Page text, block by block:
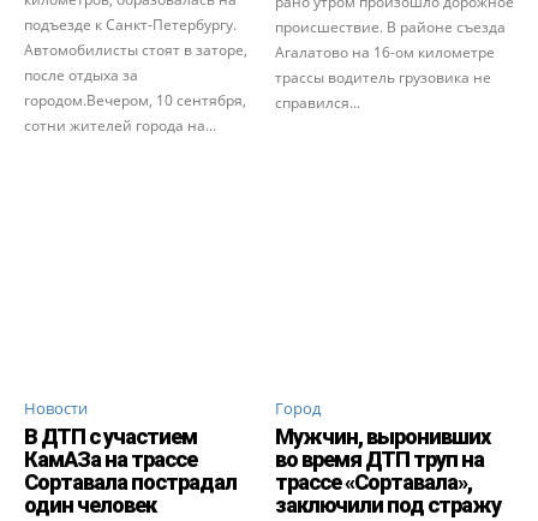
подъезде к Санкт-Петербургу.
Автомобилисты стоят в заторе,
после отдыха за
городом.Вечером, 10 сентября,
сотни жителей города на...
происшествие. В районе съезда
Агалатово на 16-ом километре
трассы водитель грузовика не
справился...
Новости
В ДТП с участием
КамАЗа на трассе
Сортавала пострадал
один человек
Город
Мужчин, выронивших
во время ДТП труп на
трассе «Сортавала»,
заключили под стражу